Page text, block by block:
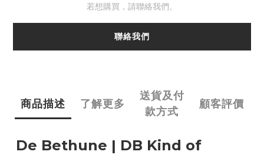
若想購買，請聯絡我們。
聯絡我們
商品描述 了解更多
送貨及付
款方式
顧客評價
De Bethune | DB Kind of